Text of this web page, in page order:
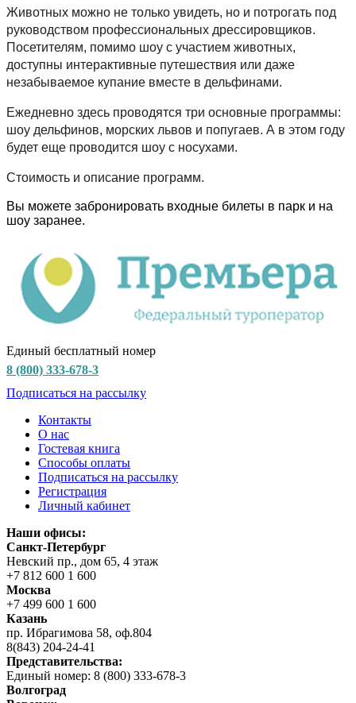
Животных можно не только увидеть, но и потрогать под
руководством профессиональных дрессировщиков.
Посетителям, помимо шоу с участием животных,
доступны интерактивные путешествия или даже
незабываемое купание вместе в дельфинами.
Ежедневно здесь проводятся три основные программы:
шоу дельфинов, морских львов и попугаев. А в этом году
будет еще проводится шоу с носухами.
Стоимость и описание программ.
Вы можете забронировать входные билеты в парк и на
шоу заранее.
Единый бесплатный номер
8 (800) 333-678-3
Подписаться на рассылку
Контакты
О нас
Гостевая книга
Способы оплаты
Подписаться на рассылку
Регистрация
Личный кабинет
Наши офисы:
Санкт-Петербург
Невский пр., дом 65, 4 этаж
+7 812 600 1 600
Москва
+7 499 600 1 600
Казань
пр. Ибрагимова 58, оф.804
8(843) 204-24-41
Представительства:
Единый номер: 8 (800) 333-678-3
Волгоград